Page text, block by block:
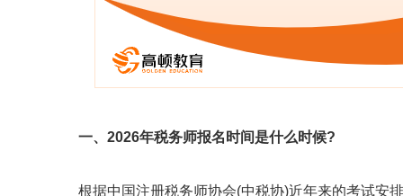
一、2026年税务师报名时间是什么时候?
根据中国注册税务师协会(中税协)近年来的考试安